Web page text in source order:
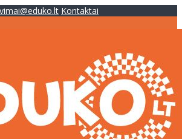
Kontaktai